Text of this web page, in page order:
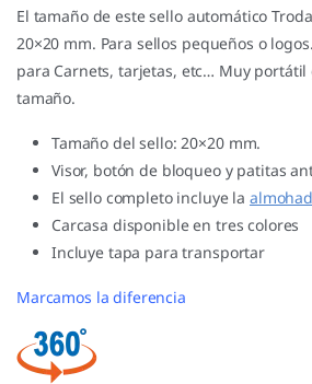
El tamaño de este sello automático
20×20 mm. Para sellos pequeños o
para Carnets, tarjetas, etc… Muy portátil
tamaño.
Tamaño del sello: 20×20 mm.
Visor, botón de bloqueo y patitas
El sello completo incluye la
Carcasa disponible en tres colores
Incluye tapa para transportar
Marcamos la diferencia